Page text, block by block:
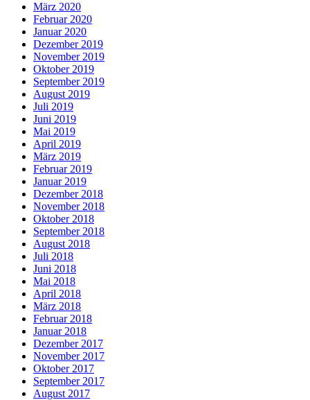
März 2020
Februar 2020
Januar 2020
Dezember 2019
November 2019
Oktober 2019
September 2019
August 2019
Juli 2019
Juni 2019
Mai 2019
April 2019
März 2019
Februar 2019
Januar 2019
Dezember 2018
November 2018
Oktober 2018
September 2018
August 2018
Juli 2018
Juni 2018
Mai 2018
April 2018
März 2018
Februar 2018
Januar 2018
Dezember 2017
November 2017
Oktober 2017
September 2017
August 2017